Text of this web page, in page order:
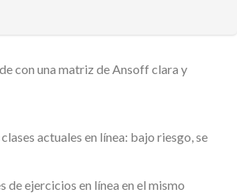
con una matriz de Ansoff clara y
actuales en línea: bajo riesgo, se
de ejercicios en línea en el mismo